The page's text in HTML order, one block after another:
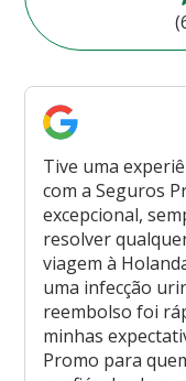
Tive uma
com a Seguros
excepcional,
resolver
viagem à
uma infecção
reembolso foi
minhas
Promo para